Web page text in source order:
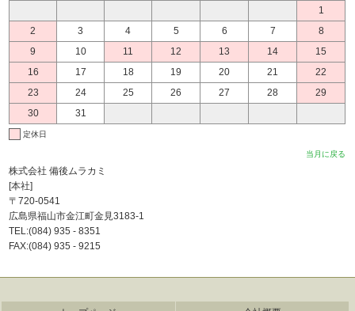
1
2
3 4 5 6 7
8
9
10 11 12 13 14
15
16
17 18 19 20 21
22
23
24 25 26 27 28
29
30
31
定休日
当月に戻る
株式会社 備後ムラカミ
[本社]
〒720-0541
広島県福山市金江町金見3183-1
TEL:(084) 935 - 8351
FAX:(084) 935 - 9215